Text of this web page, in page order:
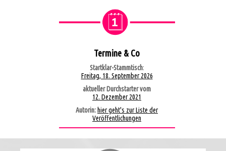
Termine & Co
Startklar-Stammtisch:
Freitag, 18. September 2026
aktueller Durchstarter vom
12. Dezember 2021
Autorin: hier geht's zur Liste der
Veröffentlichungen